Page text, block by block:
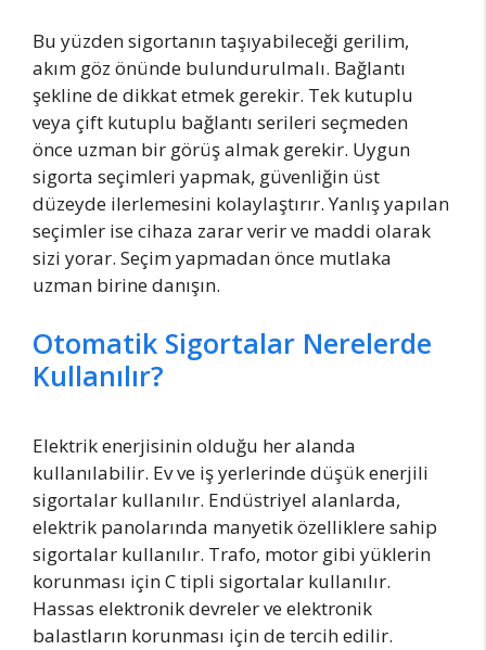
Bu yüzden sigortanın taşıyabileceği gerilim,
akım göz önünde bulundurulmalı. Bağlantı
şekline de dikkat etmek gerekir. Tek kutuplu
veya çift kutuplu bağlantı serileri seçmeden
önce uzman bir görüş almak gerekir. Uygun
sigorta seçimleri yapmak, güvenliğin üst
düzeyde ilerlemesini kolaylaştırır. Yanlış yapılan
seçimler ise cihaza zarar verir ve maddi olarak
sizi yorar. Seçim yapmadan önce mutlaka
uzman birine danışın.
Otomatik Sigortalar Nerelerde
Kullanılır?
Elektrik enerjisinin olduğu her alanda
kullanılabilir. Ev ve iş yerlerinde düşük enerjili
sigortalar kullanılır. Endüstriyel alanlarda,
elektrik panolarında manyetik özelliklere sahip
sigortalar kullanılır. Trafo, motor gibi yüklerin
korunması için C tipli sigortalar kullanılır.
Hassas elektronik devreler ve elektronik
balastların korunması için de tercih edilir.